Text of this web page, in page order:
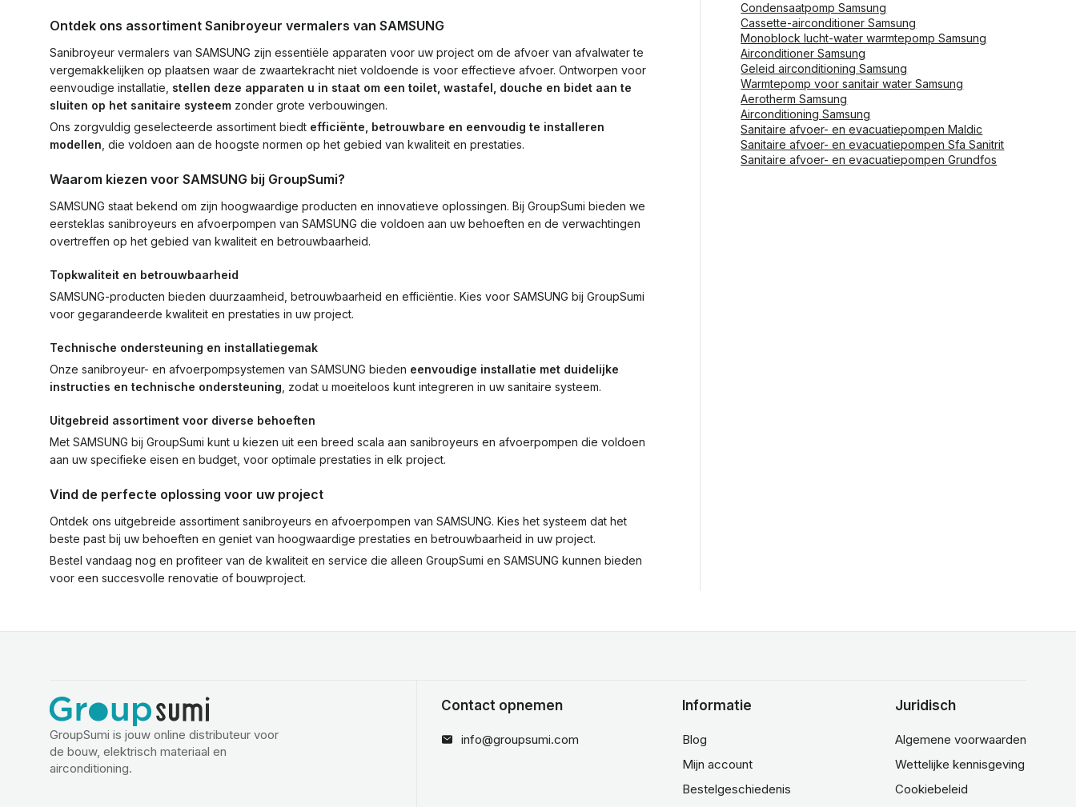
Ontdek ons assortiment Sanibroyeur vermalers van SAMSUNG
Sanibroyeur vermalers van SAMSUNG zijn essentiële apparaten voor uw project om de afvoer van afvalwater te
vergemakkelijken op plaatsen waar de zwaartekracht niet voldoende is voor effectieve afvoer. Ontworpen voor
eenvoudige installatie, stellen deze apparaten u in staat om een toilet, wastafel, douche en bidet aan te
sluiten op het sanitaire systeem zonder grote verbouwingen.
Ons zorgvuldig geselecteerde assortiment biedt efficiënte, betrouwbare en eenvoudig te installeren
modellen , die voldoen aan de hoogste normen op het gebied van kwaliteit en prestaties.
Waarom kiezen voor SAMSUNG bij GroupSumi?
SAMSUNG staat bekend om zijn hoogwaardige producten en innovatieve oplossingen. Bij GroupSumi bieden we
eersteklas sanibroyeurs en afvoerpompen van SAMSUNG die voldoen aan uw behoeften en de verwachtingen
overtreffen op het gebied van kwaliteit en betrouwbaarheid.
Topkwaliteit en betrouwbaarheid
SAMSUNG-producten bieden duurzaamheid, betrouwbaarheid en efficiëntie. Kies voor SAMSUNG bij GroupSumi
voor gegarandeerde kwaliteit en prestaties in uw project.
Technische ondersteuning en installatiegemak
Onze sanibroyeur- en afvoerpompsystemen van SAMSUNG bieden eenvoudige installatie met duidelijke
instructies en technische ondersteuning , zodat u moeiteloos kunt integreren in uw sanitaire systeem.
Uitgebreid assortiment voor diverse behoeften
Met SAMSUNG bij GroupSumi kunt u kiezen uit een breed scala aan sanibroyeurs en afvoerpompen die voldoen
aan uw specifieke eisen en budget, voor optimale prestaties in elk project.
Vind de perfecte oplossing voor uw project
Ontdek ons uitgebreide assortiment sanibroyeurs en afvoerpompen van SAMSUNG. Kies het systeem dat het
beste past bij uw behoeften en geniet van hoogwaardige prestaties en betrouwbaarheid in uw project.
Bestel vandaag nog en profiteer van de kwaliteit en service die alleen GroupSumi en SAMSUNG kunnen bieden
voor een succesvolle renovatie of bouwproject.
Condensaatpomp Samsung
Cassette-airconditioner Samsung
Monoblock lucht-water warmtepomp Samsung
Airconditioner Samsung
Geleid airconditioning Samsung
Warmtepomp voor sanitair water Samsung
Aerotherm Samsung
Airconditioning Samsung
Sanitaire afvoer- en evacuatiepompen Maldic
Sanitaire afvoer- en evacuatiepompen Sfa Sanitrit
Sanitaire afvoer- en evacuatiepompen Grundfos
GroupSumi is jouw online distributeur voor
de bouw, elektrisch materiaal en
airconditioning.
Contact opnemen
info@groupsumi.com
Informatie
Blog
Mijn account
Bestelgeschiedenis
Juridisch
Algemene voorwaarden
Wettelijke kennisgeving
Cookiebeleid